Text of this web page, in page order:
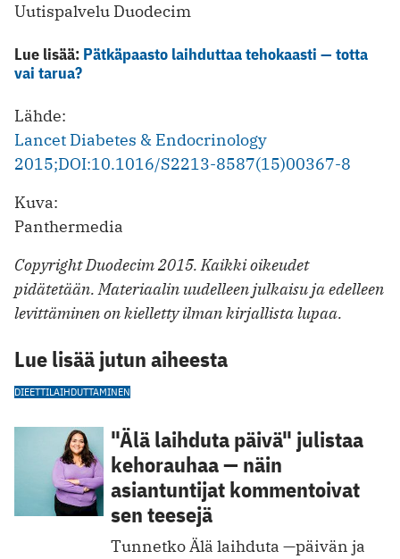
Uutispalvelu Duodecim
Lue lisää: Pätkäpaasto laihduttaa tehokaasti — totta
vai tarua?
Lähde:
Lancet Diabetes & Endocrinology
2015;DOI:10.1016/S2213-8587(15)00367-8
Kuva:
Panthermedia
Copyright Duodecim 2015. Kaikki oikeudet
pidätetään. Materiaalin uudelleen julkaisu ja edelleen
levittäminen on kielletty ilman kirjallista lupaa.
Lue lisää jutun aiheesta
DIEETTILAIHDUTTAMINEN
"Älä laihduta päivä" julistaa
kehorauhaa — näin
asiantuntijat kommentoivat
sen teesejä
Tunnetko Älä laihduta —päivän ja